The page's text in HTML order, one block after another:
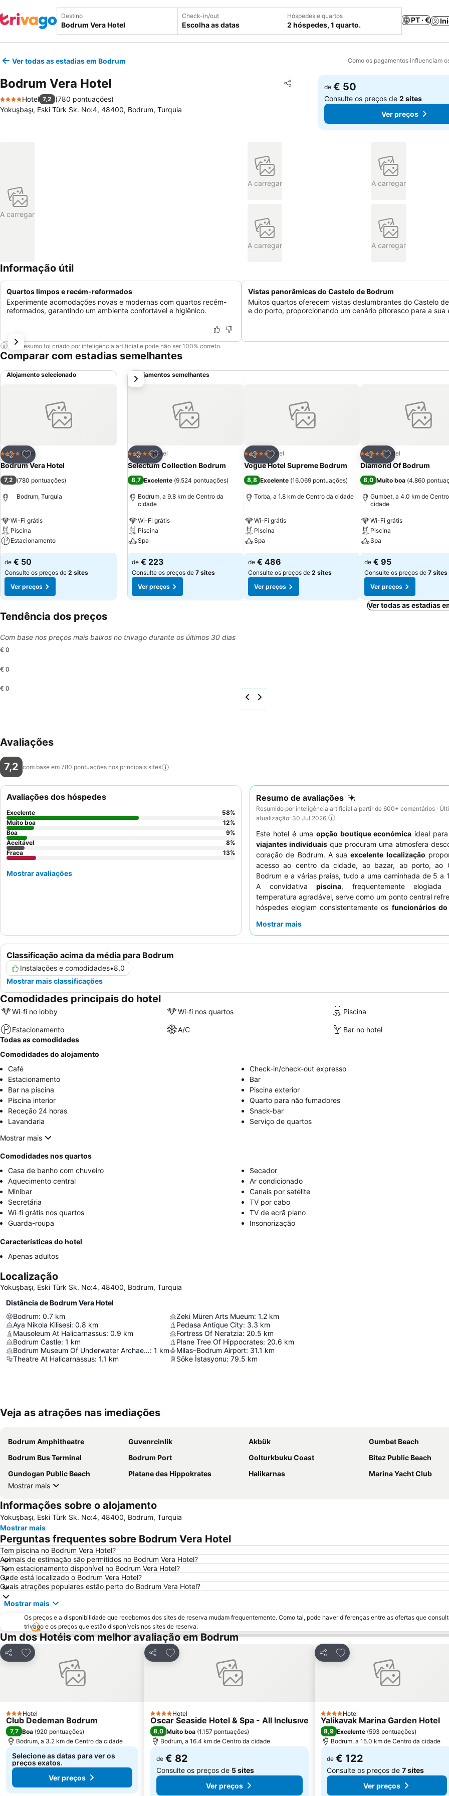
Destino Check-in/out
Escolha as datas
Hóspedes e quartos
2 hóspedes, 1 quarto.
PT · €
Ver todas as estadias em Bodrum Como os pagamentos influenciam
Bodrum Vera Hotel Partilhar
Adicionar aos favoritos
4 Estrelas
Hotel 7,2 (780 pontuações)
Yokuşbaşı, Eski Türk Sk. No:4, 48400, Bodrum, Turquia
de € 50
Consulte os preços de2 sites
Ver preços
A carregar
A carregar A carregar
A carregar A carregar
Informação útil
Quartos limpos e recém-reformados
Experimente acomodações novas e modernas com quartos recém-
reformados, garantindo um ambiente confortável e higiênico.
Vistas panorâmicas do Castelo de Bodrum
Muitos quartos oferecem vistas deslumbrantes do Castelo
e do porto, proporcionando um cenário pitoresco para a sua
Este resumo foi criado por inteligência artificial e pode não ser 100% correto.
Comparar com estadias semelhantes
Alojamento selecionado
Partilhar
Adicionar aos favoritos
4 EstrelasHotel
Bodrum Vera Hotel
7,2 (780 pontuações)
Bodrum, Turquia
Wi-Fi grátis
Piscina
Estacionamento
de € 50
Consulte os preços de 2 sites
Ver preços
Alojamentos semelhantes
Partilhar
Adicionar aos favoritos
5 EstrelasHotel
Selectum Collection Bodrum
8,7 Excelente (9.524 pontuações)
Bodrum, a 9.8 km de Centro da
cidade
Wi-Fi grátis
Piscina
Spa
de € 223
Consulte os preços de 7 sites
Ver preços
Partilhar
Adicionar aos favoritos
5 EstrelasHotel
Vogue Hotel Supreme Bodrum
8,8 Excelente (16.069 pontuações)
Torba, a 1.8 km de Centro da cidade
Wi-Fi grátis
Piscina
Spa
de € 486
Consulte os preços de 2 sites
Ver preços
Partilhar
Adicionar aos
5 EstrelasHotel
Diamond Of Bodrum
8,0 Muito boa (4.860
Gumbet, a 4.0 km de
cidade
Wi-Fi grátis
Piscina
Spa
de € 95
Consulte os preços de 7 sites
Ver preços
próximo
Ver todas as estadias
Tendência dos preços
Com base nos preços mais baixos no trivago durante os últimos 30 dias
€ 0
€ 0
€ 0
Avaliações
7,2 com base em 780 pontuações nos principais sites
Resumo de avaliações
Resumido por inteligência artificial a partir de 600+ comentários ·
atualização: 30 Jul 2026
Este hotel é uma opção boutique económica ideal
viajantes individuais que procuram uma atmosfera
coração de Bodrum. A suaexcelente localização
acesso ao centro da cidade, ao bazar, ao porto, ao
Bodrum e a várias praias, tudo a uma caminhada de 5 a
A convidativa piscina, frequentemente
temperatura agradável, serve como um ponto central
hóspedes elogiam consistentemente os funcionários do
embora com feedback variado, é frequentemente
Mostrar mais
Classificação acima da média para Bodrum
Instalações e comodidades•8,0
Mostrar mais classificações
Avaliações dos hóspedes
Excelente 58%
Muito boa
12%
Boa
9%
Aceitável
8%
Fraca
13%
Mostrar avaliações
Comodidades principais do hotel
Wi-fi no lobby Wi-fi nos quartos Piscina
Estacionamento A/C
Bar no hotel
Todas as comodidades
Comodidades do alojamento
Café
Check-in/check-out expresso
Estacionamento
Bar
Bar na piscina
Piscina exterior
Piscina interior
Quarto para não fumadores
Receção 24 horas
Snack-bar
Lavandaria
Serviço de quartos
Mostrar mais
Comodidades nos quartos
Casa de banho com chuveiro
Secador
Aquecimento central
Ar condicionado
Minibar
Canais por satélite
Secretária
TV por cabo
Wi-fi grátis nos quartos
TV de ecrã plano
Guarda-roupa
Insonorização
Características do hotel
Apenas adultos
Localização
Yokuşbaşı, Eski Türk Sk. No:4, 48400, Bodrum, Turquia
Distância de Bodrum Vera Hotel
Bodrum: 0.7 km
Aya Nikola Kilisesi: 0.8 km
Mausoleum At Halicarnassus: 0.9 km
Bodrum Castle: 1 km
Bodrum Museum Of Underwater Archaeology: 1 km
Theatre At Halicarnassus: 1.1 km
Zeki Müren Arts Mueum: 1.2 km
Pedasa Antique City: 3.3 km
Fortress Of Neratzia: 20.5 km
Plane Tree Of Hippocrates: 20.6 km
Milas–Bodrum Airport: 31.1 km
Söke İstasyonu: 79.5 km
Veja as atrações nas imediações
Bodrum Amphitheatre Guvenrcinlik Akbük
Gumbet Beach
Bodrum Bus Terminal
Bodrum Port Golturkbuku Coast
Bitez Public Beach
Gundogan Public Beach
Platane des Hippokrates Halikarnas
Marina Yacht Club
Mostrar mais
Informações sobre o alojamento
Yokuşbaşı, Eski Türk Sk. No:4, 48400, Bodrum, Turquia
Mostrar mais
Perguntas frequentes sobre Bodrum Vera Hotel
Tem piscina no Bodrum Vera Hotel?
Animais de estimação são permitidos no Bodrum Vera Hotel?
Tem estacionamento disponível no Bodrum Vera Hotel?
Onde está localizado o Bodrum Vera Hotel?
Quais atrações populares estão perto do Bodrum Vera Hotel?
Mostrar mais
Os preços e a disponibilidade que recebemos dos sites de reserva mudam frequentemente. Como tal, pode haver diferenças entre as ofertas que
trivago e os preços que estão disponíveis nos sites de reserva.
Um dos Hotéis com melhor avaliação em Bodrum
Partilhar
Adicionar aos favoritos
3 Estrelas
Hotel
Club Dedeman Bodrum
7,7 Boa (920 pontuações)
Bodrum, a 3.2 km de Centro da cidade
Selecione as datas para ver os
preços exatos.
Ver preços
Partilhar
Adicionar aos favoritos
4 Estrelas
Hotel
Oscar Seaside Hotel & Spa - All Inclusıve
8,0 Muito boa (1.157 pontuações)
Bodrum, a 16.4 km de Centro da cidade
de € 82
Consulte os preços de 5 sites
Ver preços
Partilhar
Adicionar aos favoritos
4 Estrelas
Hotel
Yalikavak Marina Garden Hotel
8,9 Excelente (593 pontuações)
Bodrum, a 15.0 km de Centro da cidade
de € 122
Consulte os preços de 7 sites
Ver preços